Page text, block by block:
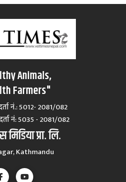
Animals,
Farmers"
नं.: 5012- 2081/082
नं‍: 5035 - 2081/082
मिडिया प्रा. लि.
Kathmandu